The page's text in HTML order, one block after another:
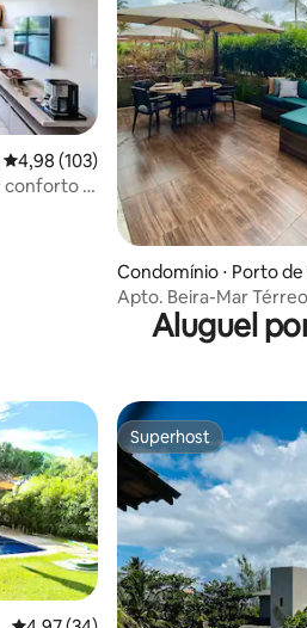
4,98 de uma avaliação média de 5,
4,98 (103)
conforto e
Condomínio ⋅ Porto de
has
Apto. Beira-Mar Térreo / Praia de Muro
Aluguel
hóspedes Superhost
Superhost